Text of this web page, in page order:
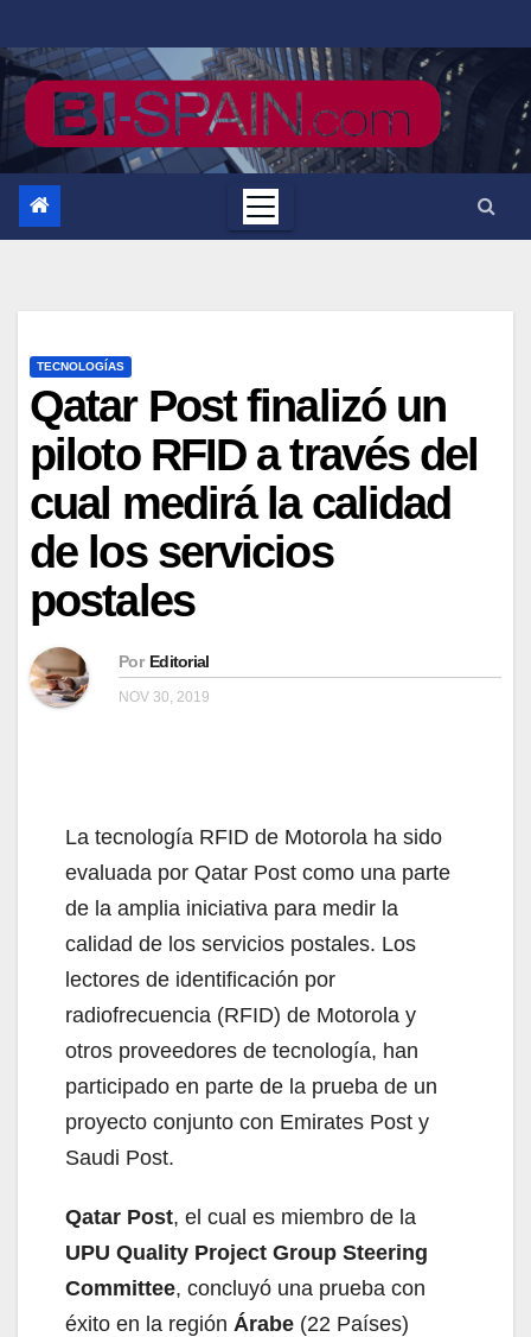
al
contenido
TECNOLOGÍAS
Qatar Post finalizó un
piloto RFID a través del
cual medirá la calidad
de los servicios
postales
Por Editorial
NOV 30, 2019
La tecnología RFID de Motorola ha sido
evaluada por Qatar Post como una parte
de la amplia iniciativa para medir la
calidad de los servicios postales. Los
lectores de identificación por
radiofrecuencia (RFID) de Motorola y
otros proveedores de tecnología, han
participado en parte de la prueba de un
proyecto conjunto con Emirates Post y
Saudi Post.
Qatar Post, el cual es miembro de la
UPU Quality Project Group Steering
Committee, concluyó una prueba con
éxito en la región Árabe (22 Países)